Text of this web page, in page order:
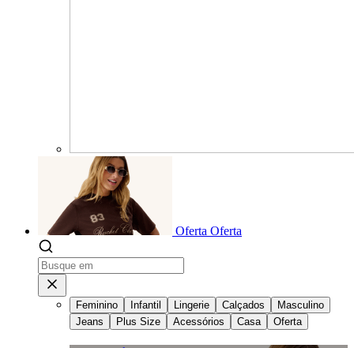
Oferta Oferta
Feminino Infantil Lingerie Calçados
Masculino
Jeans
Plus Size Acessórios Casa Oferta